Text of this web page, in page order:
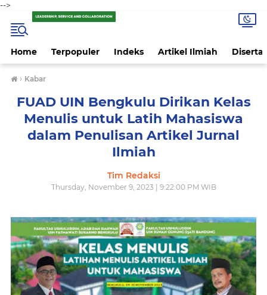
-->
Home Terpopuler Indeks Artikel Ilmiah
› Kabar
FUAD UIN Bengkulu Dirikan Kelas
Menulis untuk Latih Mahasiswa
dalam Penulisan Artikel Jurnal
Ilmiah
Tim Redaksi
Thursday, November 9, 2023 | 9:22:00 PM WIB